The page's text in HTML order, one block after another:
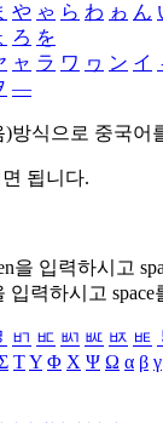
や ゃ ら わ ゎ ん
ろ を
ャ ラ ワ ヮ ン イ
―
)방식으로 중국어
됩니다.
을 입력하시고
입력하시고
ㅲ ㅳ ㅴ ㅵ ㅶ ㅷ
ΤΥ Φ Χ Ψ Ω α β γ